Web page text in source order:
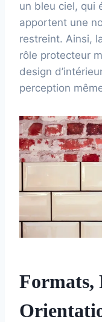
un bleu ciel, qui
apportent une
restreint. Ainsi,
rôle protecteur
design
perception
Formats,